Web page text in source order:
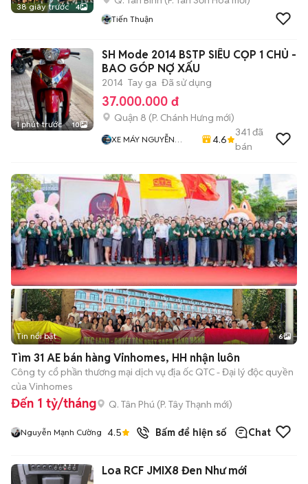
38 giây trước 4
Tiến Thuận
1 phút trước 10
SH Mode 2014 BSTP SIÊU CỌP 1 CHỦ -
BAO GÓP NỢ XẤU
2014 Tay ga Đã sử dụng
37.000.000 đ
Quận 8 (P. Chánh Hưng mới)
XE MÁY NGUYỄN
4.6
341 đã
bán
+2
Tin nổi bật 6
Tìm 31 AE bán hàng Vinhomes, HH nhận luôn
Công ty cổ phần thương mại dịch vụ địa ốc QTC - Đại lý độc quyền
của Vinhomes
Đến 1 tỷ/tháng Q. Tân Phú (P. Tây Thạnh mới)
Nguyễn Mạnh Cường 4.5 Bấm để hiện số Chat
Loa RCF JMIX8 Đen Như mới